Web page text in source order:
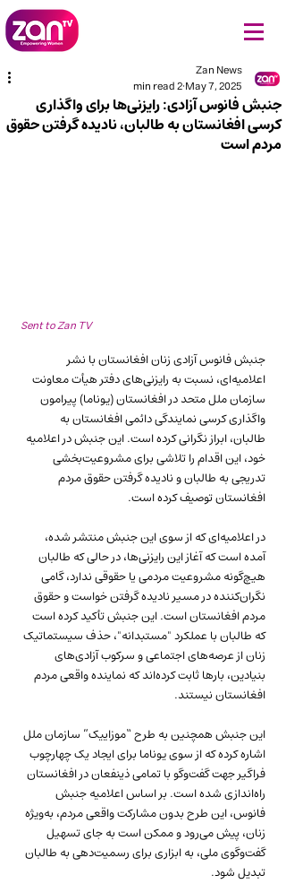
جنبش فانوس آزادی: رایزنی‌ها برای واگذاری
کرسی افغانستان به طالبان، نادیده گرفتن حقوق
مردم است
Zan News
May 7, 2025
2 min read
Sent to Zan TV
جنبش فانوس آزادی زنان افغانستان با نشر
اعلامیه‌ای، نسبت به رایزنی‌های دفتر هیأت معاونت
سازمان ملل متحد در افغانستان (یوناما) پیرامون
واگذاری کرسی نمایندگی دائمی افغانستان به
طالبان، ابراز نگرانی کرده است. این جنبش در اعلامیه
خود، این اقدام را تلاشی برای مشروعیت‌بخشی
تدریجی به طالبان و نادیده گرفتن حقوق مردم
افغانستان توصیف کرده است.
در اعلامیه‌ای که از سوی این جنبش منتشر شده،
آمده است که آغاز این رایزنی‌ها، در حالی که طالبان
هیچ‌گونه مشروعیت مردمی یا حقوقی ندارد، گامی
نگران‌کننده در مسیر نادیده گرفتن خواست و حقوق
مردم افغانستان است. این جنبش تأکید کرده است
که طالبان با عملکرد "مستبدانه"، حذف سیستماتیک
زنان از عرصه‌های اجتماعی و سرکوب آزادی‌های
بنیادین، بارها ثابت کرده‌اند که نماینده واقعی مردم
افغانستان نیستند.
این جنبش همچنین به طرح “موزاییک” سازمان ملل
اشاره کرده که از سوی یوناما برای ایجاد یک چهارچوب
فراگیر جهت گفت‌وگو با تمامی ذینفعان در افغانستان
راه‌اندازی شده است. بر اساس اعلامیه جنبش
فانوس، این طرح بدون مشارکت واقعی مردم، به‌ویژه
زنان، پیش می‌رود و ممکن است به جای تسهیل
گفت‌وگوی ملی، به ابزاری برای رسمیت‌دهی به طالبان
تبدیل شود.